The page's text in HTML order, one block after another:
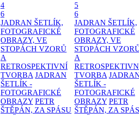
4
6
JADRAN ŠETLÍK,
FOTOGRAFICKÉ
OBRAZY, VE
STOPÁCH VZORŮ
A
RETROSPEKTIVNÍ
TVORBA JADRAN
ŠETLÍK -
FOTOGRAFICKÉ
OBRAZY PETR
ŠTĚPÁN, ZA SPÁSU
5
6
JADRAN ŠETLÍK,
FOTOGRAFICKÉ
OBRAZY, VE
STOPÁCH
A
TVORBA
ŠETLÍK -
FOTOGRAFICKÉ
OBRAZY PETR
ŠTĚPÁN, ZA